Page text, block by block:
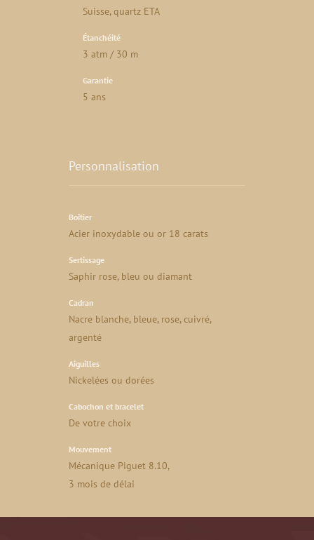
Suisse, quartz ETA
Étanchéité
3 atm / 30 m
Garantie
5 ans
Personnalisation
Boîtier
Acier inoxydable ou or 18 carats
Sertissage
Saphir rose, bleu ou diamant
Cadran
Nacre blanche, bleue, rose, cuivré,
argenté
Aiguilles
Nickelées ou dorées
Cabochon et bracelet
De votre choix
Mouvement
Mécanique Piguet 8.10,
3 mois de délai